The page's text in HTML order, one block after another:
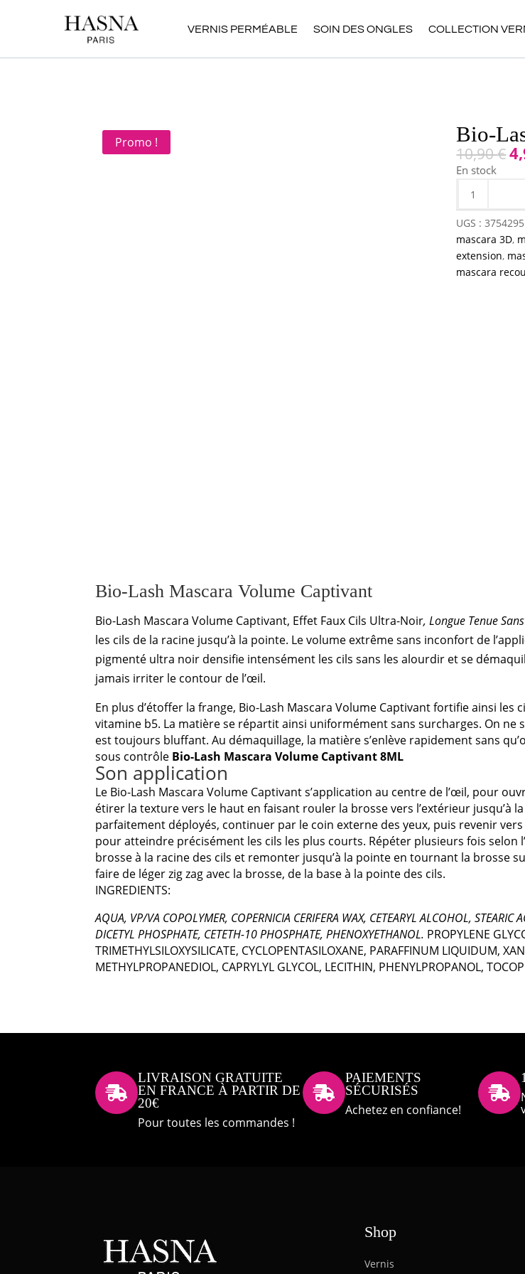
VERNIS PERMÉABLE SOIN DES ONGLES COLLECTION
Promo ! Bio-
10,90€Le
En stock
Bio-
Lash
Mascara
Volume
UGS :
mascara 3D,
extension,
mascara
Bio-Lash Mascara Volume Captivant
Bio-Lash Mascara Volume Captivant, Effet Faux Cils Ultra-Noir, Longue Tenue
les cils de la racine jusqu’à la pointe. Le volume extrême sans inconfort de
pigmenté ultra noir densifie intensément les cils sans les alourdir et se
jamais irriter le contour de l’œil.
En plus d’étoffer la frange, Bio-Lash Mascara Volume Captivant fortifie ainsi les
vitamine b5. La matière se répartit ainsi uniformément sans surcharges. On
est toujours bluffant. Au démaquillage, la matière s’enlève rapidement sans
sous contrôle Bio-Lash Mascara Volume Captivant 8ML
Son application
Le Bio-Lash Mascara Volume Captivant s’application au centre de l’œil, pour
étirer la texture vers le haut en faisant rouler la brosse vers l’extérieur jusqu’à
parfaitement déployés, continuer par le coin externe des yeux, puis revenir
pour atteindre précisément les cils les plus courts. Répéter plusieurs fois selon
brosse à la racine des cils et remonter jusqu’à la pointe en tournant la brosse
faire de léger zig zag avec la brosse, de la base à la pointe des cils.
INGREDIENTS:
AQUA, VP/VA COPOLYMER, COPERNICIA CERIFERA WAX, CETEARYL ALCOHOL, STEARIC
DICETYL PHOSPHATE, CETETH-10 PHOSPHATE, PHENOXYETHANOL. PROPYLENE
TRIMETHYLSILOXYSILICATE, CYCLOPENTASILOXANE, PARAFFINUM LIQUIDUM,
METHYLPROPANEDIOL, CAPRYLYL GLYCOL, LECITHIN, PHENYLPROPANOL,

LIVRAISON GRATUITE
EN FRANCE À PARTIR DE
20€
Pour toutes les commandes !

PAIEMENTS
SÉCURISÉS
Achetez en confiance!

Shop
Vernis